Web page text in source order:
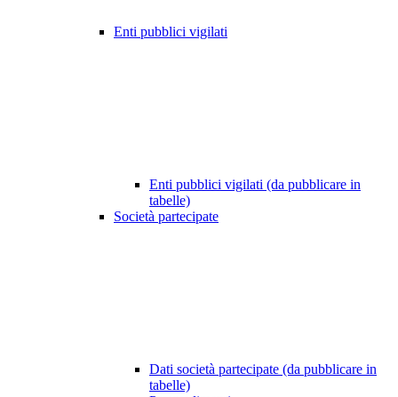
Enti pubblici vigilati
Enti pubblici vigilati (da pubblicare in
tabelle)
Società partecipate
Dati società partecipate (da pubblicare in
tabelle)